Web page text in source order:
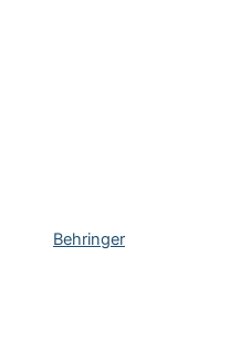
Behringer